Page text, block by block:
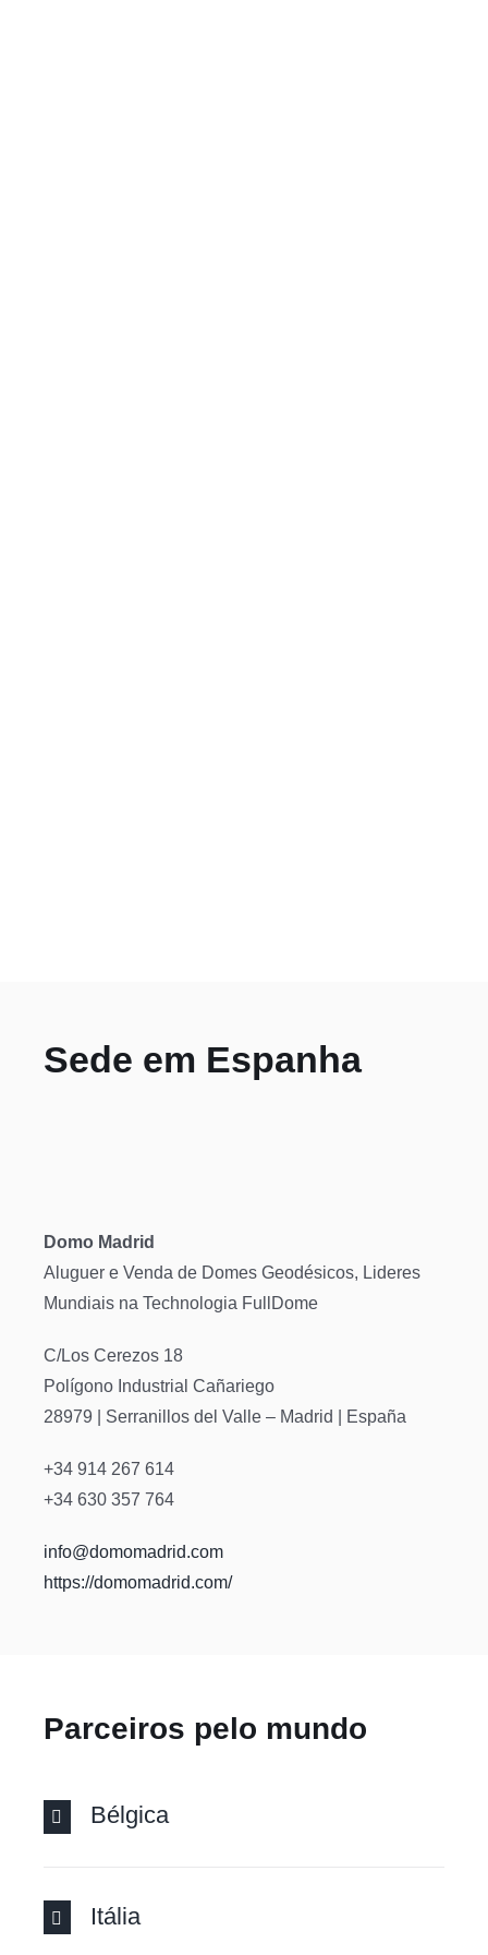
Sede em Espanha
Domo Madrid
Aluguer e Venda de Domes Geodésicos, Lideres
Mundiais na Technologia FullDome
C/Los Cerezos 18
Polígono Industrial Cañariego
28979 | Serranillos del Valle – Madrid | España
+34 914 267 614
+34 630 357 764
info@domomadrid.com
https://domomadrid.com/
Parceiros pelo mundo
Bélgica
Itália